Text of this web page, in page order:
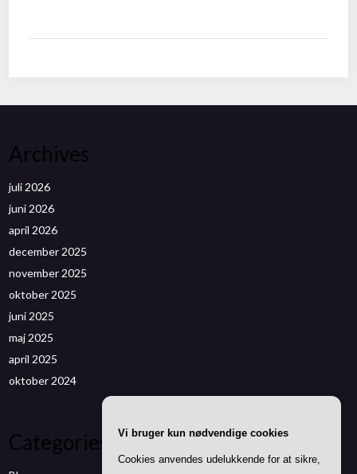
Archives
juli 2026
juni 2026
april 2026
december 2025
november 2025
oktober 2025
juni 2025
maj 2025
april 2025
oktober 2024
Categories Vi bruger kun nødvendige cookies
Cookies anvendes udelukkende for at sikre,